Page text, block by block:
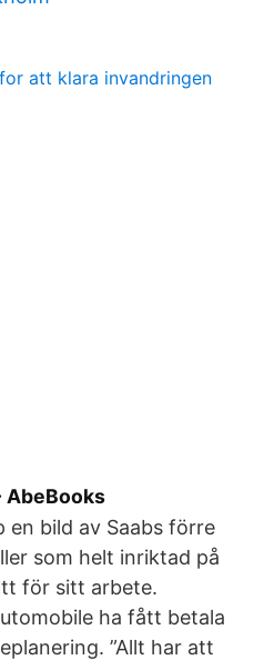
att klara invandringen
AbeBooks
en bild av Saabs förre
som helt inriktad på
för sitt arbete.
ha fått betala
”Allt har att